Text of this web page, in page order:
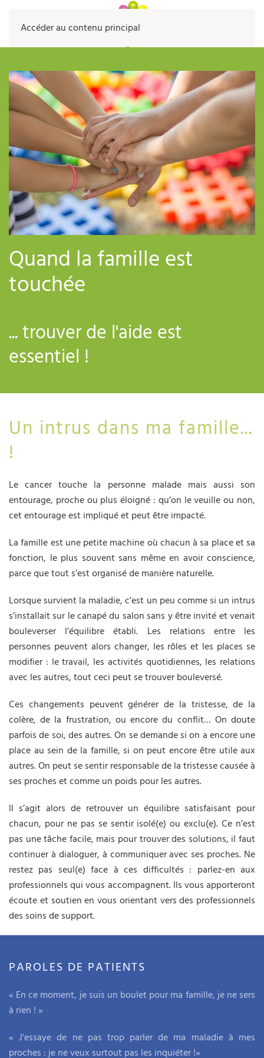
Accéder au contenu principal
Quand la famille est
touchée
... trouver de l'aide est
essentiel !
Un intrus dans ma famille...
!
Le cancer touche la personne malade mais aussi son
entourage, proche ou plus éloigné : qu’on le veuille ou non,
cet entourage est impliqué et peut être impacté.
La famille est une petite machine où chacun à sa place et sa
fonction, le plus souvent sans même en avoir conscience,
parce que tout s’est organisé de manière naturelle.
Lorsque survient la maladie, c’est un peu comme si un intrus
s’installait sur le canapé du salon sans y être invité et venait
bouleverser l’équilibre établi. Les relations entre les
personnes peuvent alors changer, les rôles et les places se
modifier : le travail, les activités quotidiennes, les relations
avec les autres, tout ceci peut se trouver bouleversé.
Ces changements peuvent générer de la tristesse, de la
colère, de la frustration, ou encore du conflit… On doute
parfois de soi, des autres. On se demande si on a encore une
place au sein de la famille, si on peut encore être utile aux
autres. On peut se sentir responsable de la tristesse causée à
ses proches et comme un poids pour les autres.
Il s’agit alors de retrouver un équilibre satisfaisant pour
chacun, pour ne pas se sentir isolé(e) ou exclu(e). Ce n’est
pas une tâche facile, mais pour trouver des solutions, il faut
continuer à dialoguer, à communiquer avec ses proches. Ne
restez pas seul(e) face à ces difficultés : parlez-en aux
professionnels qui vous accompagnent. Ils vous apporteront
écoute et soutien en vous orientant vers des professionnels
des soins de support.
PAROLES DE PATIENTS
« En ce moment, je suis un boulet pour ma famille, je ne sers
à rien ! »
« J'essaye de ne pas trop parler de ma maladie à mes
proches : je ne veux surtout pas les inquiéter !»